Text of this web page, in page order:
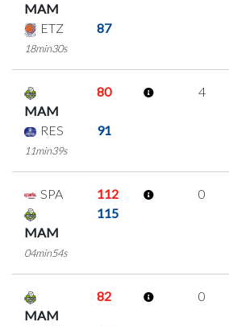
MAM
ETZ 87
18min30s
MAM
80
RES 91
11min39s
4
SPA 112
MAM
115
04min54s
0
MAM
82 0